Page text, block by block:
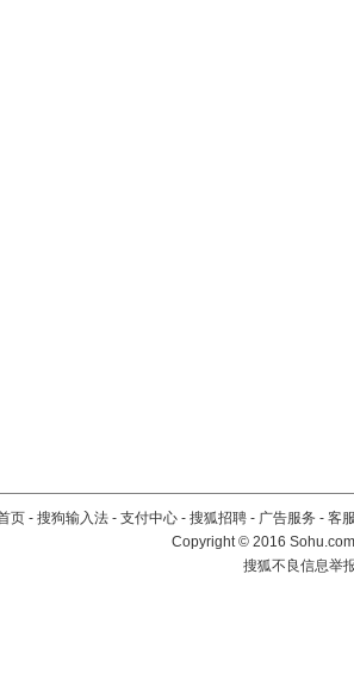
页 - 搜狗输入法 - 支付中心 - 搜狐招聘 - 广告服务 - 客
Copyright©2016
搜狐不良信息举